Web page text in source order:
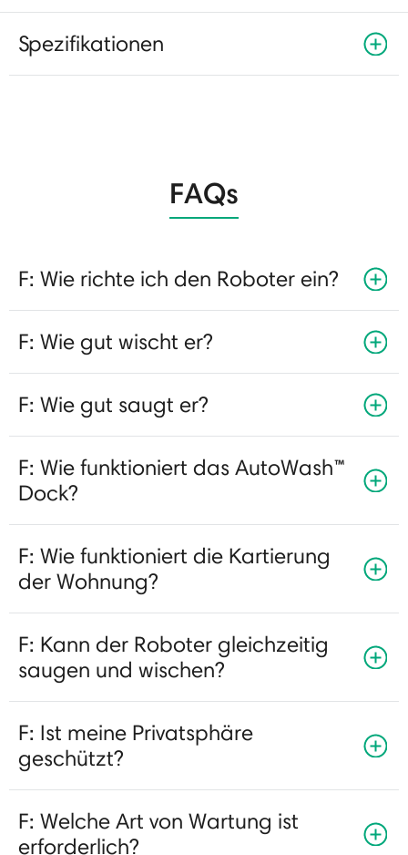
Spezifikationen
FAQs
F: Wie richte ich den Roboter ein?
F: Wie gut wischt er?
F: Wie gut saugt er?
F: Wie funktioniert das AutoWash™
Dock?
F: Wie funktioniert die Kartierung
der Wohnung?
F: Kann der Roboter gleichzeitig
saugen und wischen?
F: Ist meine Privatsphäre
geschützt?
F: Welche Art von Wartung ist
erforderlich?